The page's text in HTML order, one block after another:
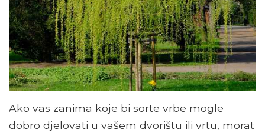
Ako vas zanima koje bi sorte vrbe mogle
dobro djelovati u vašem dvorištu ili vrtu, morat